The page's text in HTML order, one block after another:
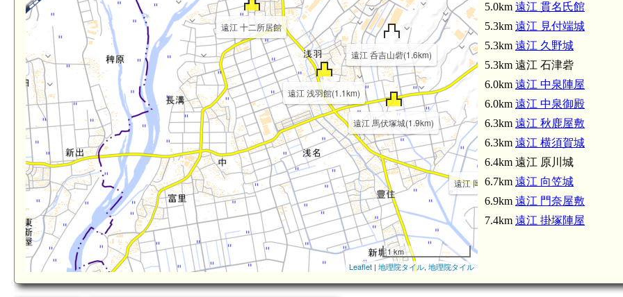
遠江 十二所居館
遠江 浅羽館(1.1km)
遠江 呑吉山砦(1.6km)
遠江 馬伏塚城(1.9km)
遠江 岡崎城(3.2km)
1 km
Leaflet | 地理院タイル, 地理院タイル
5.0km 遠江 貫名氏館
5.3km 遠江 見付端城
5.3km 遠江 久野城
5.3km 遠江 石津砦
6.0km 遠江 中泉陣屋
6.0km 遠江 中泉御殿
6.3km 遠江 秋鹿屋敷
6.3km 遠江 横須賀城
6.4km 遠江 原川城
6.7km 遠江 向笠城
6.9km 遠江 門奈屋敷
7.4km 遠江 掛塚陣屋